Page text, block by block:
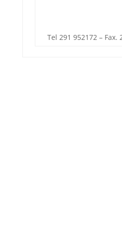
Tel 291 952172 – Fax.